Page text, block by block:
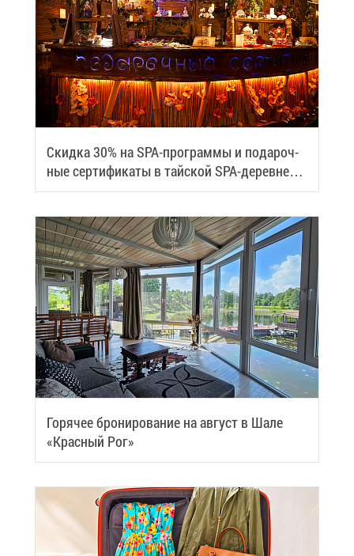
Скид­ка 30% на SPA-про­грам­мы и по­да­роч­
ные сер­ти­фи­ка­ты в тай­ской SPA-де­ревне
Samui
Го­ря­чее бро­ни­ро­ва­ние на ав­густ в Ша­ле
«Крас­ный Рог»